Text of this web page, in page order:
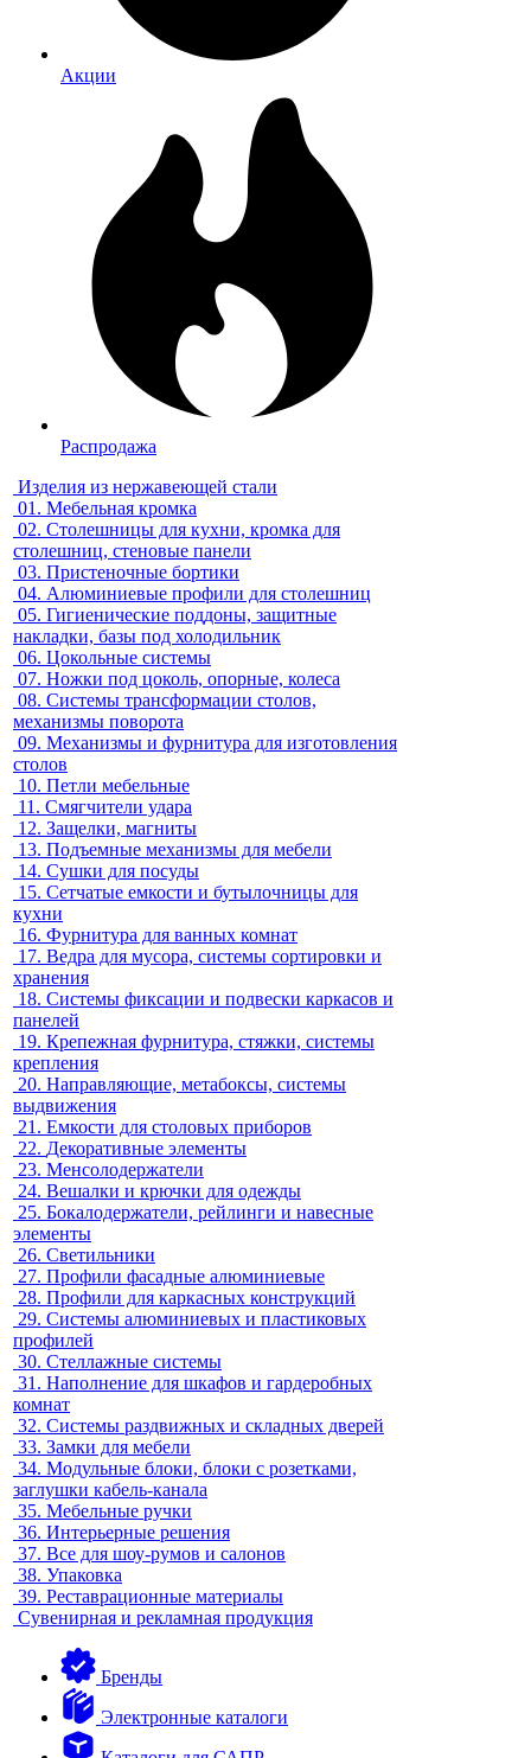
Акции
Распродажа
Изделия из нержавеющей стали
01. Мебельная кромка
02. Столешницы для кухни, кромка для
столешниц, стеновые панели
03. Пристеночные бортики
04. Алюминиевые профили для столешниц
05. Гигиенические поддоны, защитные
накладки, базы под холодильник
06. Цокольные системы
07. Ножки под цоколь, опорные, колеса
08. Системы трансформации столов,
механизмы поворота
09. Механизмы и фурнитура для изготовления
столов
10. Петли мебельные
11. Смягчители удара
12. Защелки, магниты
13. Подъемные механизмы для мебели
14. Сушки для посуды
15. Сетчатые емкости и бутылочницы для
кухни
16. Фурнитура для ванных комнат
17. Ведра для мусора, системы сортировки и
хранения
18. Системы фиксации и подвески каркасов и
панелей
19. Крепежная фурнитура, стяжки, системы
крепления
20. Направляющие, метабоксы, системы
выдвижения
21. Емкости для столовых приборов
22. Декоративные элементы
23. Менсолодержатели
24. Вешалки и крючки для одежды
25. Бокалодержатели, рейлинги и навесные
элементы
26. Светильники
27. Профили фасадные алюминиевые
28. Профили для каркасных конструкций
29. Системы алюминиевых и пластиковых
профилей
30. Стеллажные системы
31. Наполнение для шкафов и гардеробных
комнат
32. Системы раздвижных и складных дверей
33. Замки для мебели
34. Модульные блоки, блоки с розетками,
заглушки кабель-канала
35. Мебельные ручки
36. Интерьерные решения
37. Все для шоу-румов и салонов
38. Упаковка
39. Реставрационные материалы
Сувенирная и рекламная продукция
Бренды
Электронные каталоги